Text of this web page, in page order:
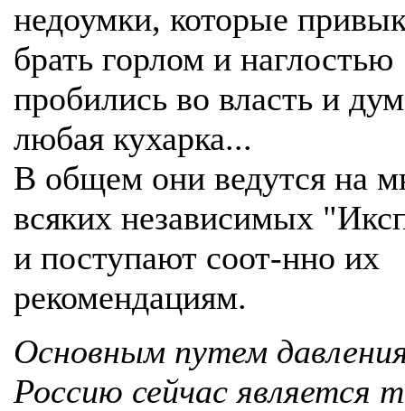
недоумки, которые
брать горлом и наглостью
пробились во власть и
любая кухарка...
В общем они ведутся на
всяких независимых
и поступают соот-нно их
рекомендациям.
Основным путем
Россию сейчас является